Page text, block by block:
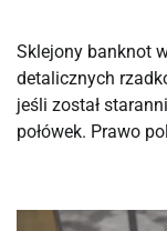
Sklejony banknot
detalicznych
jeśli został
połówek. Prawo